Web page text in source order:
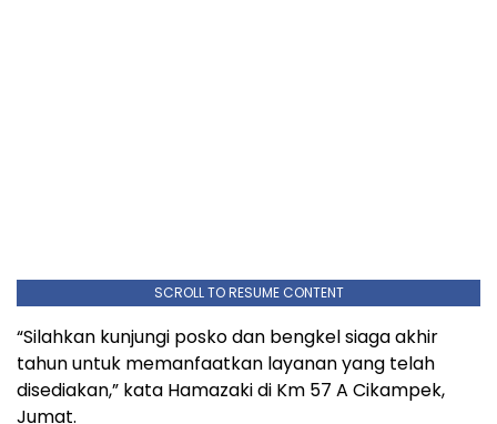
SCROLL TO RESUME CONTENT
“Silahkan kunjungi posko dan bengkel siaga akhir
tahun untuk memanfaatkan layanan yang telah
disediakan,” kata Hamazaki di Km 57 A Cikampek,
Jumat.